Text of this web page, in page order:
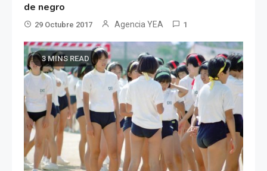
de negro
29 Octubre 2017 Agencia YEA 1
3 MINS READ